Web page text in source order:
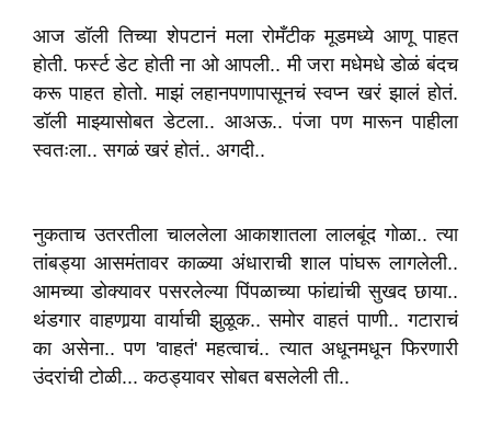
आज डॉली तिच्या शेपटानं मला रोमँटीक मूडमध्ये आणू पाहत
होती. फर्स्ट डेट होती ना ओ आपली.. मी जरा मधेमधे डोळं बंदच
करू पाहत होतो. माझं लहानपणापासूनचं स्वप्न खरं झालं होतं.
डॉली माझ्यासोबत डेटला.. आअऊ.. पंजा पण मारून पाहीला
स्वतःला.. सगळं खरं होतं.. अगदी..
नुकताच उतरतीला चाललेला आकाशातला लालबूंद गोळा.. त्या
तांबड्या आसमंतावर काळ्या अंधाराची शाल पांघरू लागलेली..
आमच्या डोक्यावर पसरलेल्या पिंपळाच्या फांद्यांची सुखद छाया..
थंडगार वाहणार्‍या वार्याची झुळूक.. समोर वाहतं पाणी.. गटाराचं
का असेना.. पण 'वाहतं' महत्वाचं.. त्यात अधूनमधून फिरणारी
उंदरांची टोळी... कठड्यावर सोबत बसलेली ती..